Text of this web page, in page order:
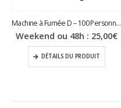
Machine à Fumée D – 100 Personnes
Weekend ou 48h : 25,00€
DÉTAILS DU PRODUIT